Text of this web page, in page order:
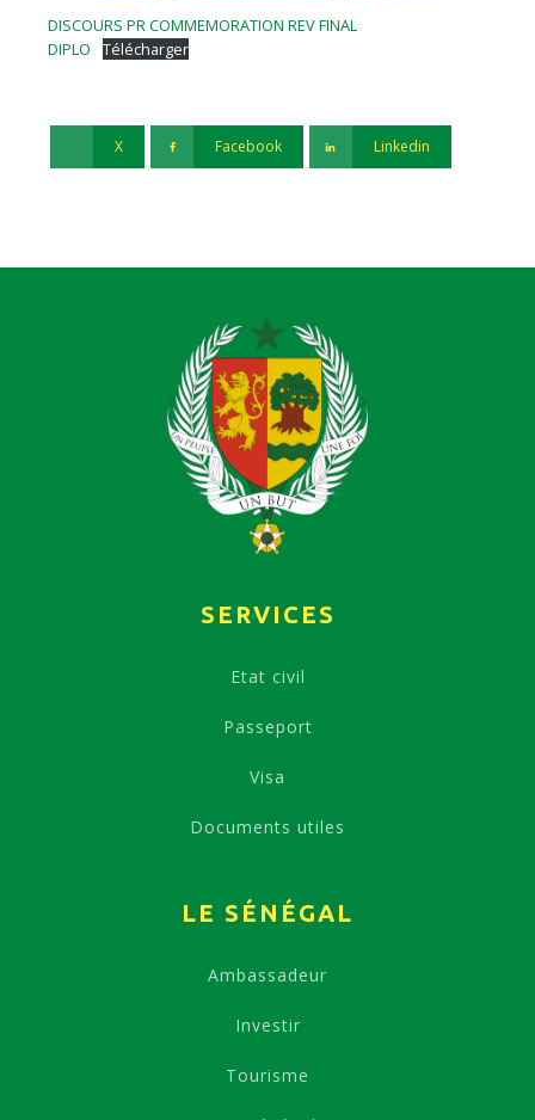
DISCOURS PR COMMEMORATION REV FINAL
DIPLO
Télécharger
X Facebook Linkedin
SERVICES
Etat civil
Passeport
Visa
Documents utiles
LE SÉNÉGAL
Ambassadeur
Investir
Tourisme